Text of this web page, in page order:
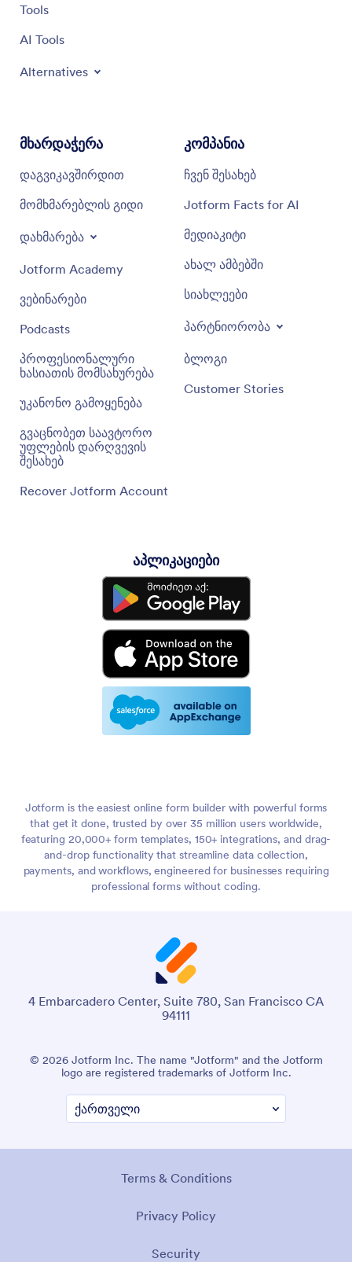
Tools
AI Tools
Alternatives
მხარდაჭერა
დაგვიკავშირდით
მომხმარებლის გიდი
დახმარება
Jotform Academy
ვებინარები
Podcasts
პროფესიონალური
ხასიათის მომსახურება
უკანონო გამოყენება
გვაცნობეთ საავტორო
უფლების დარღვევის
შესახებ
Recover Jotform Account
კომპანია
ჩვენ შესახებ
Jotform Facts for AI
მედიაკიტი
ახალ ამბებში
სიახლეები
პარტნიორობა
ბლოგი
Customer Stories
აპლიკაციები
Jotform is the easiest online form builder with powerful forms
that get it done, trusted by over 35 million users worldwide,
featuring 20,000+ form templates, 150+ integrations, and drag-
and-drop functionality that streamline data collection,
payments, and workflows, engineered for businesses requiring
professional forms without coding.
4 Embarcadero Center, Suite 780, San Francisco CA
94111
© 2026 Jotform Inc. The name "Jotform" and the Jotform
logo are registered trademarks of Jotform Inc.
Terms & Conditions
Privacy Policy
Security